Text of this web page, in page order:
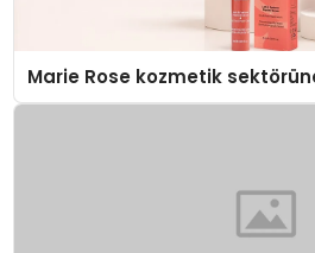
Marie Rose kozmetik